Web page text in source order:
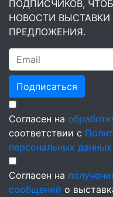
ПОДПИСЧИКОВ,
НОВОСТИ
ПРЕДЛОЖЕНИЯ.
Подписаться
Согласен на
соответствии с
персональных данных
Согласен на
сообщений о